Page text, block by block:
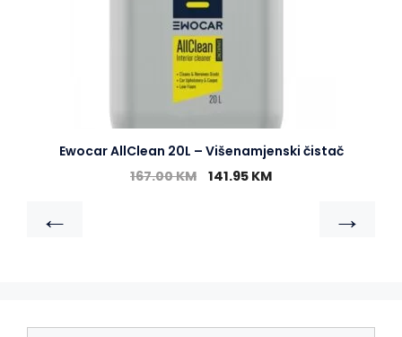
Ewocar AllClean 20L – Višenamjenski čistač
167.00KM 141.95 KM
← →